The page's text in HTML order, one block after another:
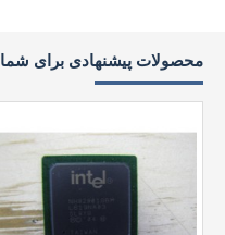
محصولات پیشنهادی برای شما